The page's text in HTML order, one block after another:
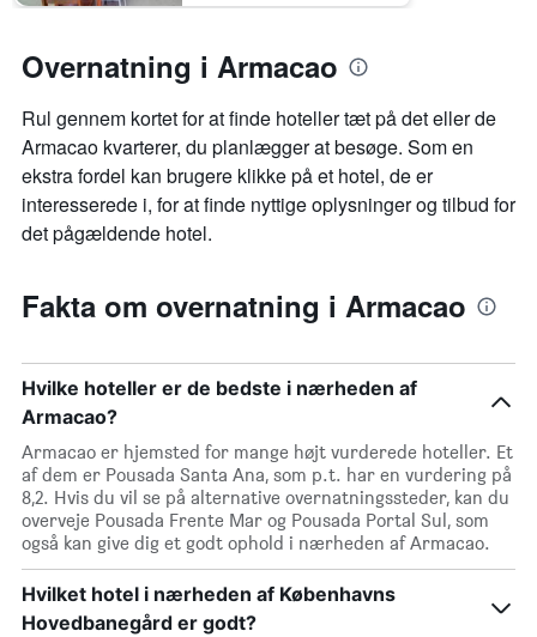
Overnatning i Armacao
Rul gennem kortet for at finde hoteller tæt på det eller de
Armacao kvarterer, du planlægger at besøge. Som en
ekstra fordel kan brugere klikke på et hotel, de er
interesserede i, for at finde nyttige oplysninger og tilbud for
det pågældende hotel.
Fakta om overnatning i Armacao
Hvilke hoteller er de bedste i nærheden af
Armacao?
Armacao er hjemsted for mange højt vurderede hoteller. Et
af dem er Pousada Santa Ana, som p.t. har en vurdering på
8,2. Hvis du vil se på alternative overnatningssteder, kan du
overveje Pousada Frente Mar og Pousada Portal Sul, som
også kan give dig et godt ophold i nærheden af Armacao.
Hvilket hotel i nærheden af Københavns
Hovedbanegård er godt?